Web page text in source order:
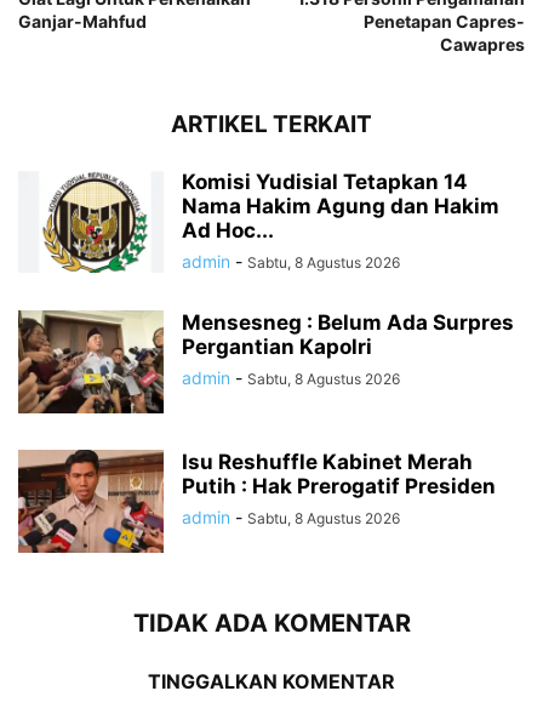
Ganjar-Mahfud
Penetapan Capres-
Cawapres
ARTIKEL TERKAIT
Komisi Yudisial Tetapkan 14
Nama Hakim Agung dan Hakim
Ad Hoc...
admin - Sabtu, 8 Agustus 2026
Mensesneg : Belum Ada Surpres
Pergantian Kapolri
admin - Sabtu, 8 Agustus 2026
Isu Reshuffle Kabinet Merah
Putih : Hak Prerogatif Presiden
admin - Sabtu, 8 Agustus 2026
TIDAK ADA KOMENTAR
TINGGALKAN KOMENTAR